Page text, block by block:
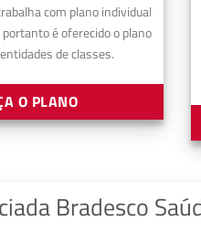
com plano individual
é oferecido o plano
de classes.
O PLANO
Bradesco